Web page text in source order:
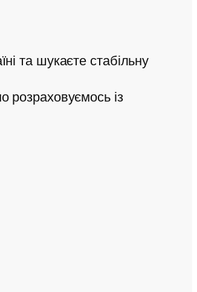
та шукаєте стабільну
розраховуємось із